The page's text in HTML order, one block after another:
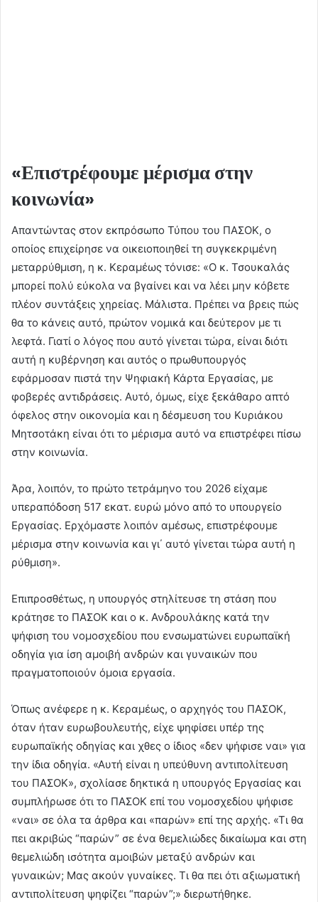
«Επιστρέφουμε μέρισμα στην
κοινωνία»
Απαντώντας στον εκπρόσωπο Τύπου του ΠΑΣΟΚ, ο
οποίος επιχείρησε να οικειοποιηθεί τη συγκεκριμένη
μεταρρύθμιση, η κ. Κεραμέως τόνισε: «Ο κ. Τσουκαλάς
μπορεί πολύ εύκολα να βγαίνει και να λέει μην κόβετε
πλέον συντάξεις χηρείας. Μάλιστα. Πρέπει να βρεις πώς
θα το κάνεις αυτό, πρώτον νομικά και δεύτερον με τι
λεφτά. Γιατί ο λόγος που αυτό γίνεται τώρα, είναι διότι
αυτή η κυβέρνηση και αυτός ο πρωθυπουργός
εφάρμοσαν πιστά την Ψηφιακή Κάρτα Εργασίας, με
φοβερές αντιδράσεις. Αυτό, όμως, είχε ξεκάθαρο απτό
όφελος στην οικονομία και η δέσμευση του Κυριάκου
Μητσοτάκη είναι ότι το μέρισμα αυτό να επιστρέφει πίσω
στην κοινωνία.
Άρα, λοιπόν, το πρώτο τετράμηνο του 2026 είχαμε
υπεραπόδοση 517 εκατ. ευρώ μόνο από το υπουργείο
Εργασίας. Ερχόμαστε λοιπόν αμέσως, επιστρέφουμε
μέρισμα στην κοινωνία και γι΄ αυτό γίνεται τώρα αυτή η
ρύθμιση».
Επιπροσθέτως, η υπουργός στηλίτευσε τη στάση που
κράτησε το ΠΑΣΟΚ και ο κ. Ανδρουλάκης κατά την
ψήφιση του νομοσχεδίου που ενσωματώνει ευρωπαϊκή
οδηγία για ίση αμοιβή ανδρών και γυναικών που
πραγματοποιούν όμοια εργασία.
Όπως ανέφερε η κ. Κεραμέως, ο αρχηγός του ΠΑΣΟΚ,
όταν ήταν ευρωβουλευτής, είχε ψηφίσει υπέρ της
ευρωπαϊκής οδηγίας και χθες ο ίδιος «δεν ψήφισε ναι» για
την ίδια οδηγία. «Αυτή είναι η υπεύθυνη αντιπολίτευση
του ΠΑΣΟΚ», σχολίασε δηκτικά η υπουργός Εργασίας και
συμπλήρωσε ότι το ΠΑΣΟΚ επί του νομοσχεδίου ψήφισε
«ναι» σε όλα τα άρθρα και «παρών» επί της αρχής. «Τι θα
πει ακριβώς “παρών” σε ένα θεμελιώδες δικαίωμα και στη
θεμελιώδη ισότητα αμοιβών μεταξύ ανδρών και
γυναικών; Μας ακούν γυναίκες. Τι θα πει ότι αξιωματική
αντιπολίτευση ψηφίζει “παρών”;» διερωτήθηκε.